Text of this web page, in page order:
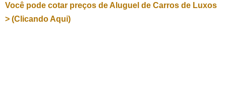
Você pode cotar preços de Aluguel de Carros de Luxos
> (Clicando Aqui)